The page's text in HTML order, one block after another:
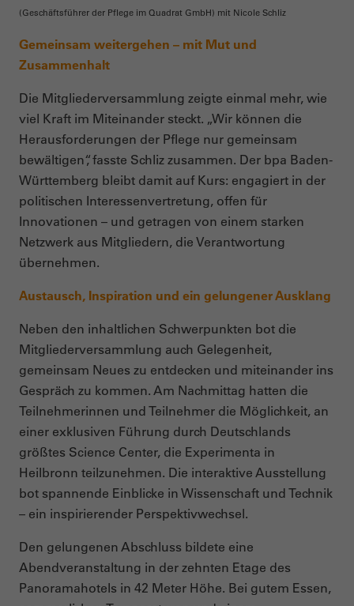
(Geschäftsführer der Pflege im Quadrat GmbH) mit Nicole Schliz
Gemeinsam weitergehen – mit Mut und
Zusammenhalt
Die Mitgliederversammlung zeigte einmal mehr, wie
viel Kraft im Miteinander steckt. „Wir können die
Herausforderungen der Pflege nur gemeinsam
bewältigen“, fasste Schliz zusammen. Der bpa Baden-
Württemberg bleibt damit auf Kurs: engagiert in der
politischen Interessenvertretung, offen für
Innovationen – und getragen von einem starken
Netzwerk aus Mitgliedern, die Verantwortung
übernehmen.
Austausch, Inspiration und ein gelungener Ausklang
Neben den inhaltlichen Schwerpunkten bot die
Mitgliederversammlung auch Gelegenheit,
gemeinsam Neues zu entdecken und miteinander ins
Gespräch zu kommen. Am Nachmittag hatten die
Teilnehmerinnen und Teilnehmer die Möglichkeit, an
einer exklusiven Führung durch Deutschlands
größtes Science Center, die Experimenta in
Heilbronn teilzunehmen. Die interaktive Ausstellung
bot spannende Einblicke in Wissenschaft und Technik
– ein inspirierender Perspektivwechsel.
Den gelungenen Abschluss bildete eine
Abendveranstaltung in der zehnten Etage des
Panoramahotels in 42 Meter Höhe. Bei gutem Essen,